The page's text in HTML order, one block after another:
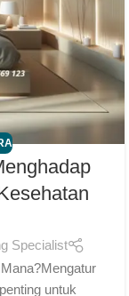
Specialist
untuk